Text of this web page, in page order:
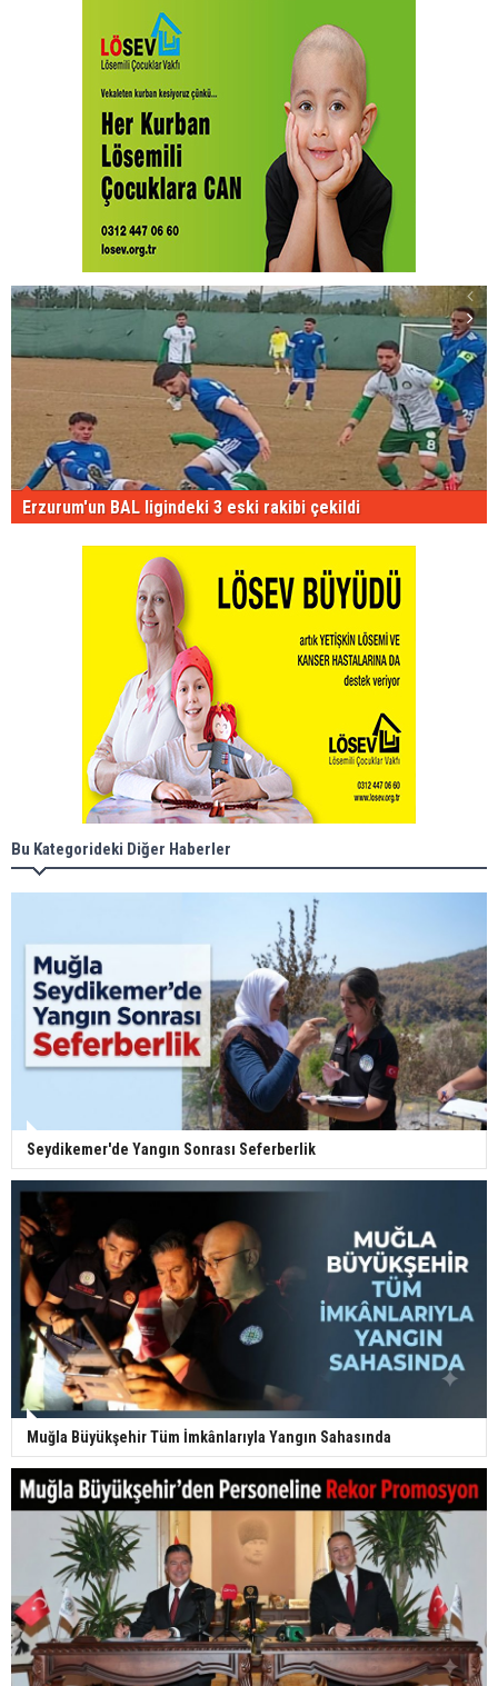
Erzurum'un BAL ligindeki 3 eski rakibi çekildi
Bu Kategorideki Diğer Haberler
Seydikemer'de Yangın Sonrası Seferberlik
Muğla Büyükşehir Tüm İmkânlarıyla Yangın Sahasında